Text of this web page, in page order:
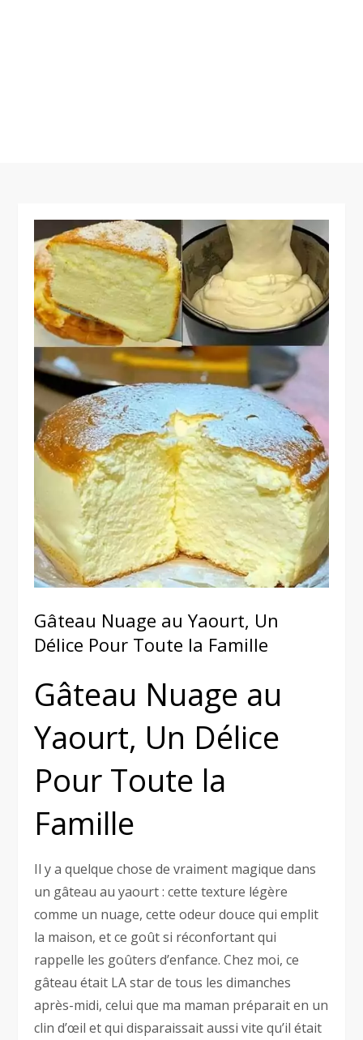
Gâteau Nuage au Yaourt, Un
Délice Pour Toute la Famille
Gâteau Nuage au
Yaourt, Un Délice
Pour Toute la
Famille
Il y a quelque chose de vraiment magique dans
un gâteau au yaourt : cette texture légère
comme un nuage, cette odeur douce qui emplit
la maison, et ce goût si réconfortant qui
rappelle les goûters d’enfance. Chez moi, ce
gâteau était LA star de tous les dimanches
après-midi, celui que ma maman préparait en un
clin d’œil et qui disparaissait aussi vite qu’il était